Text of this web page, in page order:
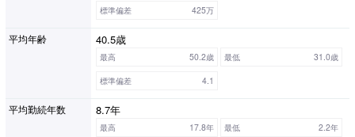
標準偏差
425万
平均年齢 40.5歳
最高 50.2歳 最低
31.0歳
標準偏差
4.1
平均勤続年数 8.7年
最高 17.8年 最低
2.2年